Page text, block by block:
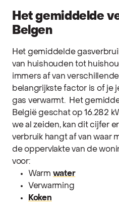
Het gemiddelde
Belgen
Het gemiddelde
van huishouden tot
immers af van
belangrijkste factor is of je
gas verwarmt.
Het
België geschat op 16.282
we al zeiden, kan dit cijfer
verbruik hangt af van waar
de oppervlakte van de
voor:
Warm water
Verwarming
Koken